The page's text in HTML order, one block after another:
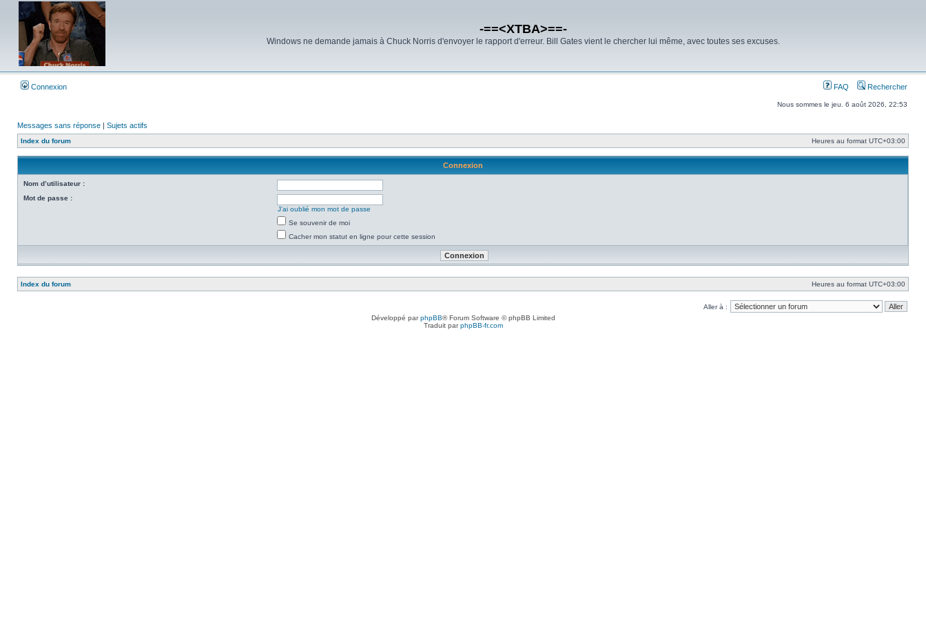
-==<XTBA>==-
Windows ne demande jamais à Chuck Norris d'envoyer le rapport d'erreur. Bill Gates vient le chercher lui même, avec toutes ses excuses.
Connexion FAQ Rechercher
Nous sommes le jeu. 6 août 2026, 22:53
Messages sans réponse | Sujets actifs
Index du forum Heures au format UTC+03:00
Connexion
Nom d’utilisateur :
Mot de passe :
J’ai oublié mon mot de passe
Se souvenir de moi
Cacher mon statut en ligne pour cette session
Index du forum Heures au format UTC+03:00
Aller à :
Développé parphpBB® Forum Software © phpBB Limited
Traduit parphpBB-fr.com